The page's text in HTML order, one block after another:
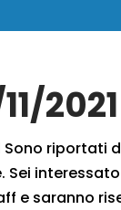
2021
Sono
e saranno